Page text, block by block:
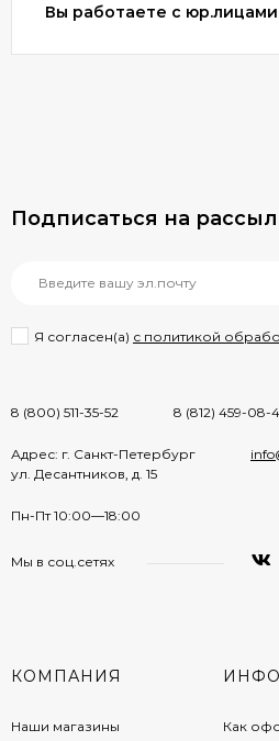
Вы работаете с юр.лицами
Подписаться на
Я согласен(a) с политикой
8 (800) 511-35-52 8 (812) 459-08-
Адрес: г. Санкт-Петербург
ул. Десантников, д. 15
Пн-Пт 10:00—18:00
Мы в соц.сетях
КОМПАНИЯ
Наши магазины
Как